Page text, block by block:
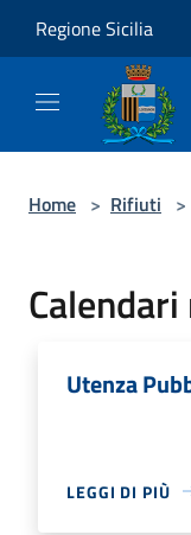
Regione Sicilia
Home > Rifiuti >
Utenza
LEGGI DI PIÙ